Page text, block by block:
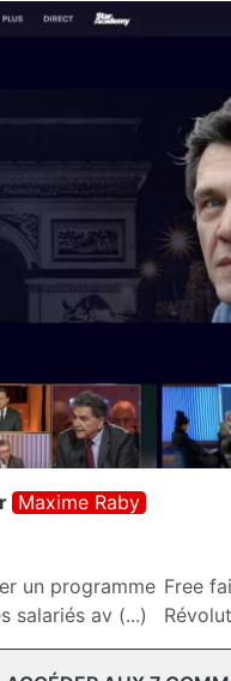
Maxime Raby
un programme
salariés av (...)
Free